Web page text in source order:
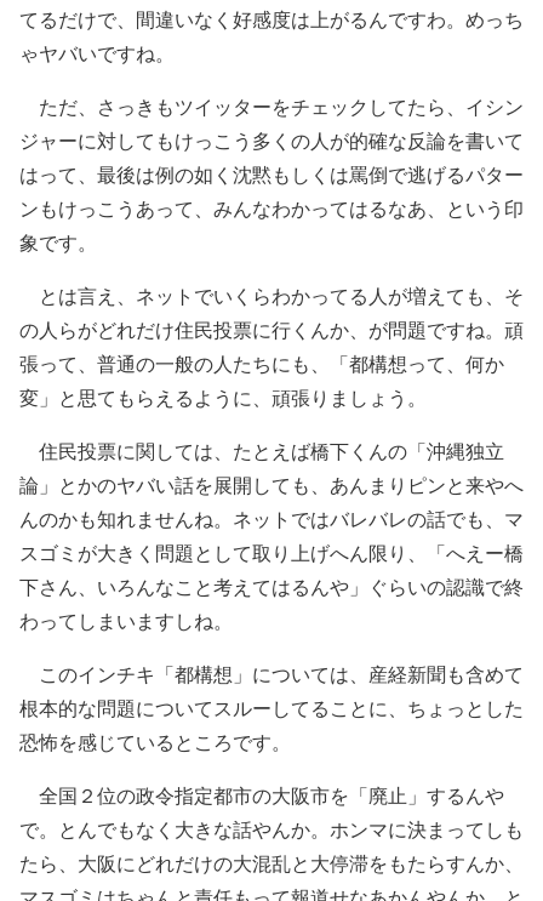
てるだけで、間違いなく好感度は上がるんですわ。めっち
ゃヤバいですね。
ただ、さっきもツイッターをチェックしてたら、イシン
ジャーに対してもけっこう多くの人が的確な反論を書いて
はって、最後は例の如く沈黙もしくは罵倒で逃げるパター
ンもけっこうあって、みんなわかってはるなあ、という印
象です。
とは言え、ネットでいくらわかってる人が増えても、そ
の人らがどれだけ住民投票に行くんか、が問題ですね。頑
張って、普通の一般の人たちにも、「都構想って、何か
変」と思てもらえるように、頑張りましょう。
住民投票に関しては、たとえば橋下くんの「沖縄独立
論」とかのヤバい話を展開しても、あんまりピンと来やへ
んのかも知れませんね。ネットではバレバレの話でも、マ
スゴミが大きく問題として取り上げへん限り、「へえー橋
下さん、いろんなこと考えてはるんや」ぐらいの認識で終
わってしまいますしね。
このインチキ「都構想」については、産経新聞も含めて
根本的な問題についてスルーしてることに、ちょっとした
恐怖を感じているところです。
全国２位の政令指定都市の大阪市を「廃止」するんや
で。とんでもなく大きな話やんか。ホンマに決まってしも
たら、大阪にどれだけの大混乱と大停滞をもたらすんか、